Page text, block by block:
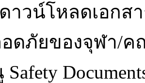
าวน์โหลดเอกส
ดภัยของจุฬา/ค
Safety